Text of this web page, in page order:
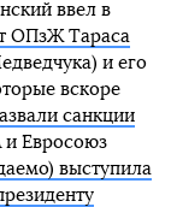
ввел в
ОПзЖ Тараса
и его
вскоре
санкции
Евросоюз
выступила